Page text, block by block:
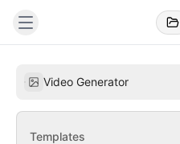
Video Generator
Templates